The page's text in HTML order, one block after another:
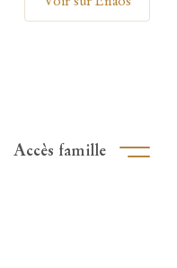
Accès famille